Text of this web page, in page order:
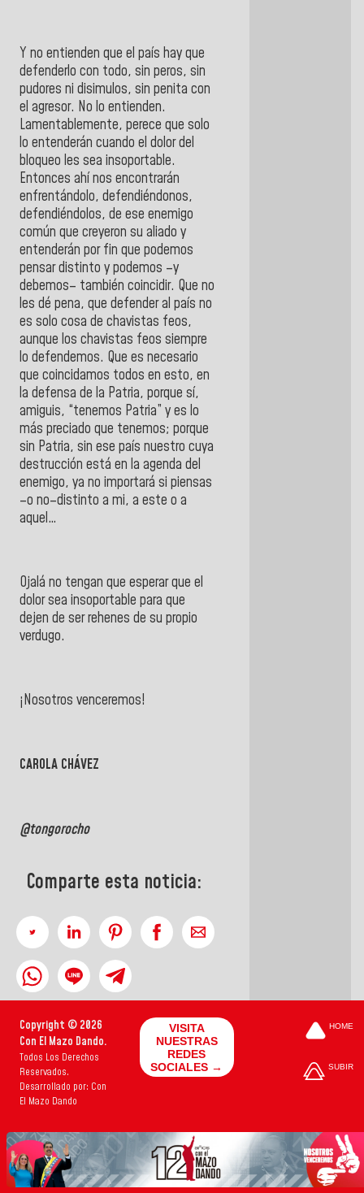
Y no entienden que el país hay que
defenderlo con todo, sin peros, sin
pudores ni disimulos, sin penita con
el agresor. No lo entienden.
Lamentablemente, perece que solo
lo entenderán cuando el dolor del
bloqueo les sea insoportable.
Entonces ahí nos encontrarán
enfrentándolo, defendiéndonos,
defendiéndolos, de ese enemigo
común que creyeron su aliado y
entenderán por fin que podemos
pensar distinto y podemos –y
debemos– también coincidir. Que no
les dé pena, que defender al país no
es solo cosa de chavistas feos,
aunque los chavistas feos siempre
lo defendemos. Que es necesario
que coincidamos todos en esto, en
la defensa de la Patria, porque sí,
amiguis, “tenemos Patria” y es lo
más preciado que tenemos; porque
sin Patria, sin ese país nuestro cuya
destrucción está en la agenda del
enemigo, ya no importará si piensas
–o no–distinto a mi, a este o a
aquel…
Ojalá no tengan que esperar que el
dolor sea insoportable para que
dejen de ser rehenes de su propio
verdugo.
¡Nosotros venceremos!
CAROLA CHÁVEZ
@tongorocho
Comparte esta noticia:
Copyright © 2026
Con El Mazo Dando.
Todos Los Derechos
Reservados.
Desarrollado por: Con
El Mazo Dando
VISITA
NUESTRAS
REDES
SOCIALES →
HOME
SUBIR